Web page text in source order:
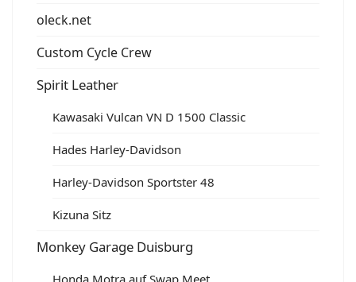
oleck.net
Custom Cycle Crew
Spirit Leather
Kawasaki Vulcan VN D 1500 Classic
Hades Harley-Davidson
Harley-Davidson Sportster 48
Kizuna Sitz
Monkey Garage Duisburg
Honda Motra auf Swap Meet